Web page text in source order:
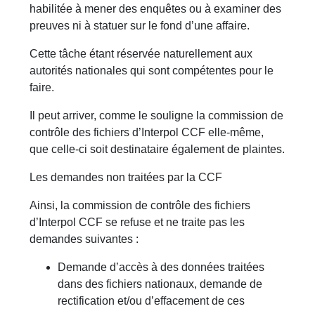
habilitée à mener des enquêtes ou à examiner des
preuves ni à statuer sur le fond d’une affaire.
Cette tâche étant réservée naturellement aux
autorités nationales qui sont compétentes pour le
faire.
Il peut arriver, comme le souligne la commission de
contrôle des fichiers d’Interpol CCF elle-même,
que celle-ci soit destinataire également de plaintes.
Les demandes non traitées par la CCF
Ainsi, la commission de contrôle des fichiers
d’Interpol CCF se refuse et ne traite pas les
demandes suivantes :
Demande d’accès à des données traitées
dans des fichiers nationaux, demande de
rectification et/ou d’effacement de ces